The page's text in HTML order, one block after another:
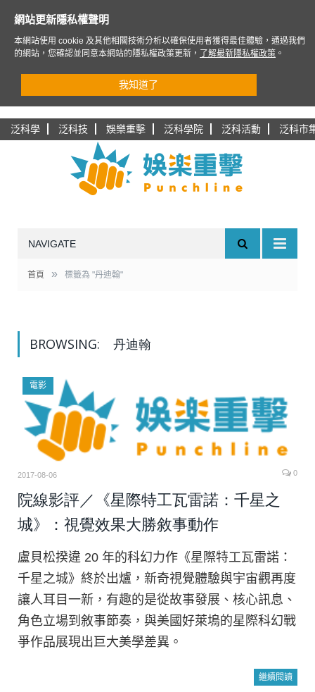
泛科學 泛科技 娛樂重擊 泛科學院 泛科活動 泛科市
NAVIGATE
首頁 » 標籤為 "丹迪翰"
BROWSING: 丹迪翰
電影
2017-08-06 0
院線影評／《星際特工瓦雷諾：千星之
城》：視覺效果大勝敘事動作
盧貝松揆違 20 年的科幻力作《星際特工瓦雷諾：
千星之城》終於出爐，新奇視覺體驗與宇宙觀再度
讓人耳目一新，有趣的是從故事發展、核心訊息、
角色立場到敘事節奏，與美國好萊塢的星際科幻戰
爭作品展現出巨大美學差異。
繼續閱讀
網站更新隱私權聲明
本網站使用 cookie 及其他相關技術分析以確保使用者獲得最佳體驗，通過我們
的網站，您確認並同意本網站的隱私權政策更新，
了解最新隱私權政策 。
我知道了